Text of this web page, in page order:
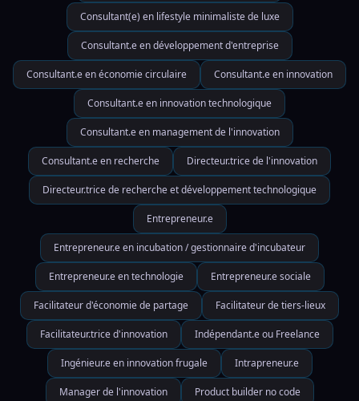
Consultant(e) en lifestyle minimaliste de luxe
Consultant.e en développement d'entreprise
Consultant.e en économie circulaire Consultant.e en innovation
Consultant.e en innovation technologique
Consultant.e en management de l'innovation
Consultant.e en recherche Directeur.trice de l'innovation
Directeur.trice de recherche et développement technologique
Entrepreneur.e
Entrepreneur.e en incubation / gestionnaire d'incubateur
Entrepreneur.e en technologie Entrepreneur.e sociale
Facilitateur d'économie de partage Facilitateur de tiers-lieux
Facilitateur.trice d'innovation Indépendant.e ou Freelance
Ingénieur.e en innovation frugale Intrapreneur.e
Manager de l'innovation Product builder no code